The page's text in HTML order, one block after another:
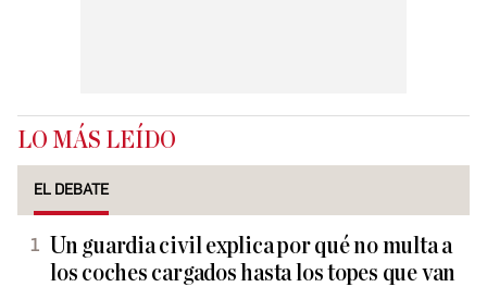
LO MÁS LEÍDO
EL DEBATE
Un guardia civil explica por qué no multa a
los coches cargados hasta los topes que van